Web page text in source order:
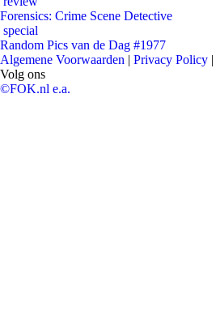
Forensics: Crime Scene Detective
special
Random Pics van de Dag #1977
Algemene Voorwaarden | Privacy Policy |
Volg ons
©FOK.nl e.a.